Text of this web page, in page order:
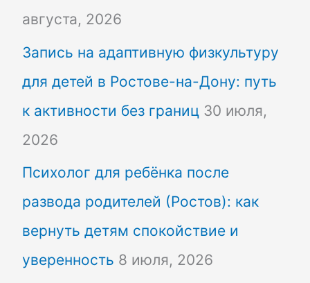
августа, 2026
Запись на адаптивную физкультуру
для детей в Ростове-на-Дону: путь
к активности без границ 30 июля,
2026
Психолог для ребёнка после
развода родителей (Ростов): как
вернуть детям спокойствие и
уверенность 8 июля, 2026